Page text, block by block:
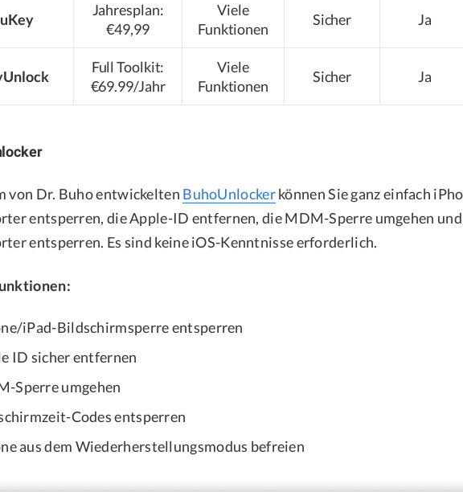
Jahresplan:
€49,99
Viele
Funktionen
Sicher Ja
Full Toolkit:
€69.99/Jahr
Viele
Funktionen
Sicher Ja
von Dr. Buho entwickelten BuhoUnlockerkönnen Sie ganz einfach
entsperren, die Apple-ID entfernen, die MDM-Sperre umgehen
entsperren. Es sind keine iOS-Kenntnisse erforderlich.
iPad-Bildschirmsperre entsperren
ID sicher entfernen
Sperre umgehen
Codes entsperren
aus dem Wiederherstellungsmodus befreien